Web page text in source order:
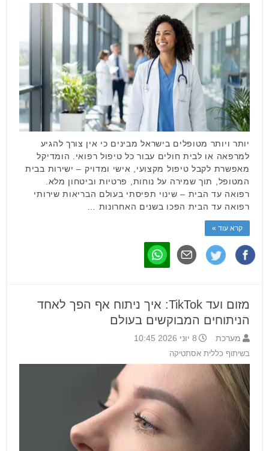
יותר ויותר מטופלים בישראל מבינים כי אין צורך להגיע
למרפאה או לבית חולים עבור כל טיפול רפואי. הומדיקל
מאפשרת לקבל טיפול מקצועי, אישי ומדויק – ישירות בבית
המטופל, תוך שמירה על נוחות, פרטיות וביטחון מלא.
רפואה עד הבית – שינוי תפיסתי בעולם הבריאות שירותי
רפואה עד הבית הפכו בשנים האחרונות …
קרא עוד »
מזום ועד TikTok: איך ניתוח אף הפך לאחד
הניתוחים המבוקשים בעולם
מערכת
8 יוני 2026 10:45
בשיתוף כללית אסתטיקה